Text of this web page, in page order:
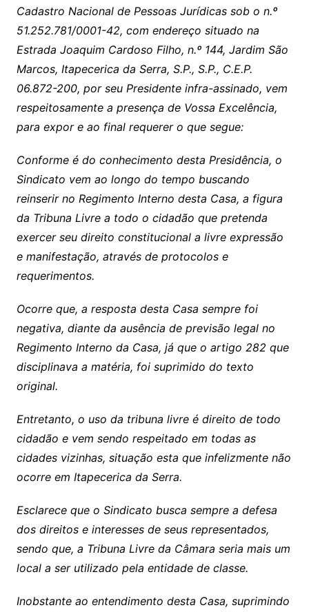
Cadastro Nacional de Pessoas Jurídicas sob o n.º
51.252.781/0001-42, com endereço situado na
Estrada Joaquim Cardoso Filho, n.º 144, Jardim São
Marcos, Itapecerica da Serra, S.P., S.P., C.E.P.
06.872-200, por seu Presidente infra-assinado, vem
respeitosamente a presença de Vossa Excelência,
para expor e ao final requerer o que segue:
Conforme é do conhecimento desta Presidência, o
Sindicato vem ao longo do tempo buscando
reinserir no Regimento Interno desta Casa, a figura
da Tribuna Livre a todo o cidadão que pretenda
exercer seu direito constitucional a livre expressão
e manifestação, através de protocolos e
requerimentos.
Ocorre que, a resposta desta Casa sempre foi
negativa, diante da ausência de previsão legal no
Regimento Interno da Casa, já que o artigo 282 que
disciplinava a matéria, foi suprimido do texto
original.
Entretanto, o uso da tribuna livre é direito de todo
cidadão e vem sendo respeitado em todas as
cidades vizinhas, situação esta que infelizmente não
ocorre em Itapecerica da Serra.
Esclarece que o Sindicato busca sempre a defesa
dos direitos e interesses de seus representados,
sendo que, a Tribuna Livre da Câmara seria mais um
local a ser utilizado pela entidade de classe.
Inobstante ao entendimento desta Casa, suprimindo